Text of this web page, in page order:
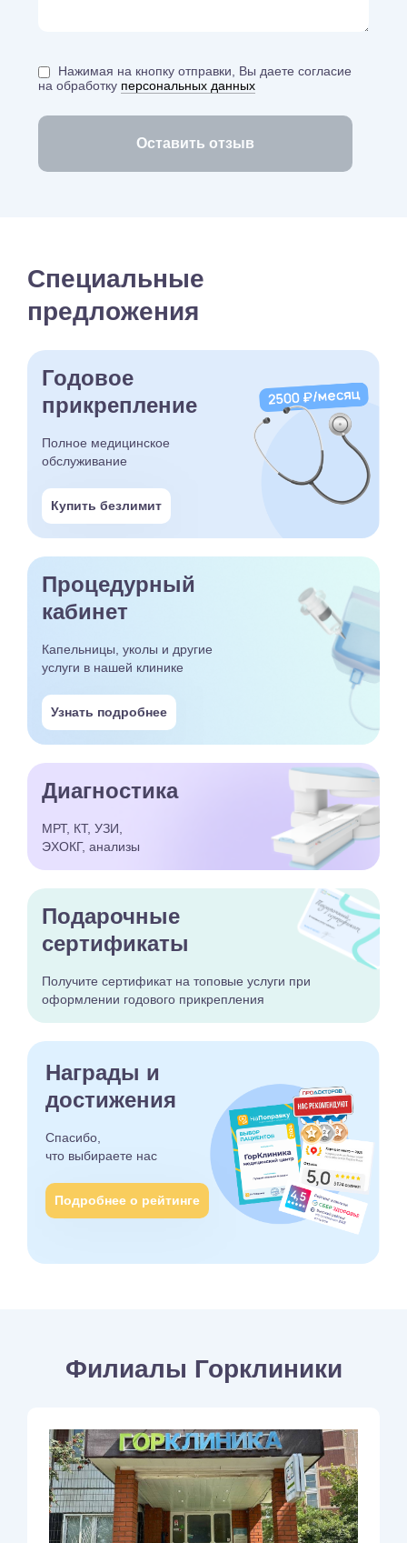
Нажимая на кнопку отправки, Вы даете согласие
на обработку персональных данных
Специальные
предложения
Годовое
прикрепление
Полное медицинское
обслуживание
Купить безлимит
Процедурный
кабинет
Капельницы, уколы и другие
услуги в нашей клинике
Узнать подробнее
Диагностика
МРТ, КТ, УЗИ,
ЭХОКГ, анализы
Подарочные
сертификаты
Получите сертификатна топовые услуги при
оформлении годового прикрепления
Награды и
достижения
Спасибо,
что выбираете нас
Подробнее о рейтинге
Филиалы Горклиники